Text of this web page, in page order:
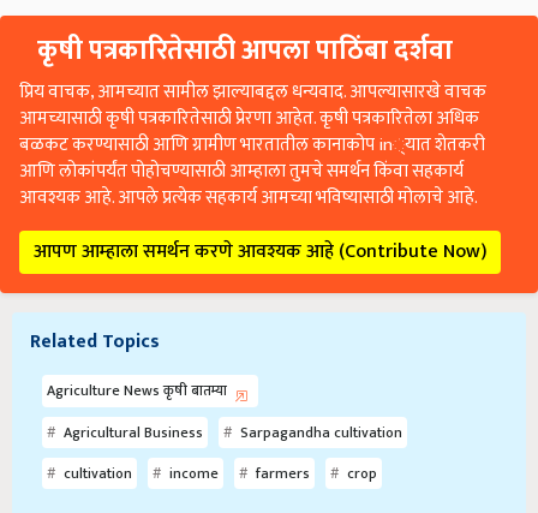
कृषी पत्रकारितेसाठी आपला पाठिंबा दर्शवा
प्रिय वाचक, आमच्यात सामील झाल्याबद्दल धन्यवाद. आपल्यासारखे वाचक
आमच्यासाठी कृषी पत्रकारितेसाठी प्रेरणा आहेत. कृषी पत्रकारितेला अधिक
बळकट करण्यासाठी आणि ग्रामीण भारतातील कानाकोप in्यात शेतकरी
आणि लोकांपर्यंत पोहोचण्यासाठी आम्हाला तुमचे समर्थन किंवा सहकार्य
आवश्यक आहे. आपले प्रत्येक सहकार्य आमच्या भविष्यासाठी मोलाचे आहे.
आपण आम्हाला समर्थन करणे आवश्यक आहे (Contribute Now)
Related Topics
Agriculture News कृषी बातम्या
Agricultural Business
Sarpagandha cultivation
cultivation
income farmers crop